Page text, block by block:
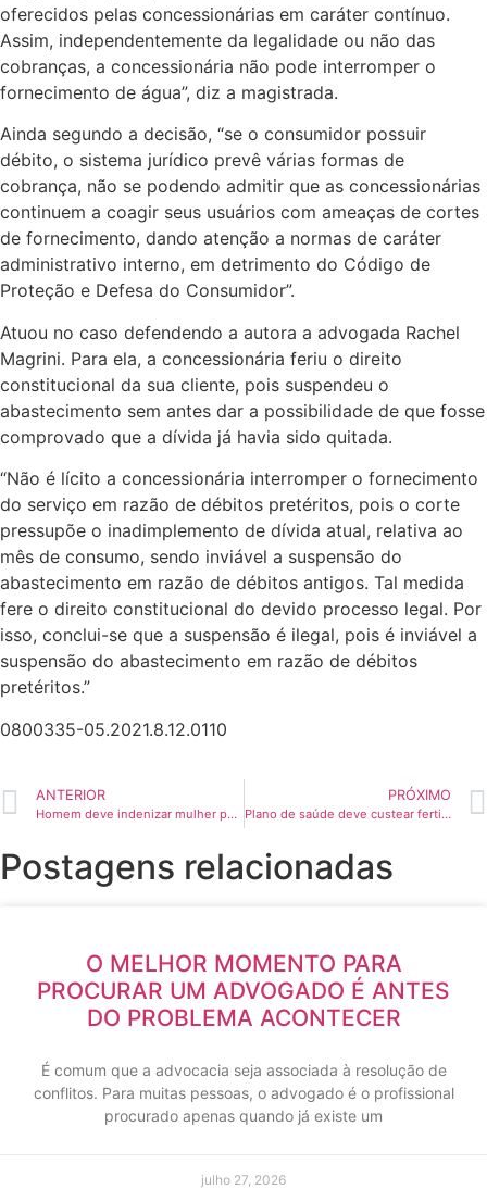
oferecidos pelas concessionárias em caráter contínuo.
Assim, independentemente da legalidade ou não das
cobranças, a concessionária não pode interromper o
fornecimento de água”, diz a magistrada.
Ainda segundo a decisão, “se o consumidor possuir
débito, o sistema jurídico prevê várias formas de
cobrança, não se podendo admitir que as concessionárias
continuem a coagir seus usuários com ameaças de cortes
de fornecimento, dando atenção a normas de caráter
administrativo interno, em detrimento do Código de
Proteção e Defesa do Consumidor”.
Atuou no caso defendendo a autora a advogada Rachel
Magrini. Para ela, a concessionária feriu o direito
constitucional da sua cliente, pois suspendeu o
abastecimento sem antes dar a possibilidade de que fosse
comprovado que a dívida já havia sido quitada.
“Não é lícito a concessionária interromper o fornecimento
do serviço em razão de débitos pretéritos, pois o corte
pressupõe o inadimplemento de dívida atual, relativa ao
mês de consumo, sendo inviável a suspensão do
abastecimento em razão de débitos antigos. Tal medida
fere o direito constitucional do devido processo legal. Por
isso, conclui-se que a suspensão é ilegal, pois é inviável a
suspensão do abastecimento em razão de débitos
pretéritos.”
0800335-05.2021.8.12.0110
ANTERIOR
Homem deve indenizar mulher por assédio em aplicativo de mensagens
PRÓXIMO
Plano de saúde deve custear fertilização in vitro de paciente, decide TJ-SP
Postagens relacionadas
O MELHOR MOMENTO PARA
PROCURAR UM ADVOGADO É ANTES
DO PROBLEMA ACONTECER
É comum que a advocacia seja associada à resolução de
conflitos. Para muitas pessoas, o advogado é o profissional
procurado apenas quando já existe um
julho 27, 2026